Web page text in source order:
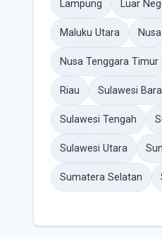
Lampung Luar
Maluku Utara
Nusa Tenggara Timur
Riau Sulawesi
Sulawesi Tengah
Sulawesi Utara
Sumatera Selatan